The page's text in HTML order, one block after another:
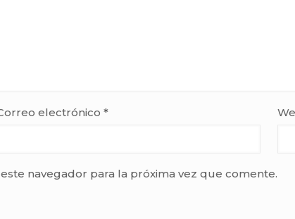
electrónico*
navegador para la próxima vez que comente.